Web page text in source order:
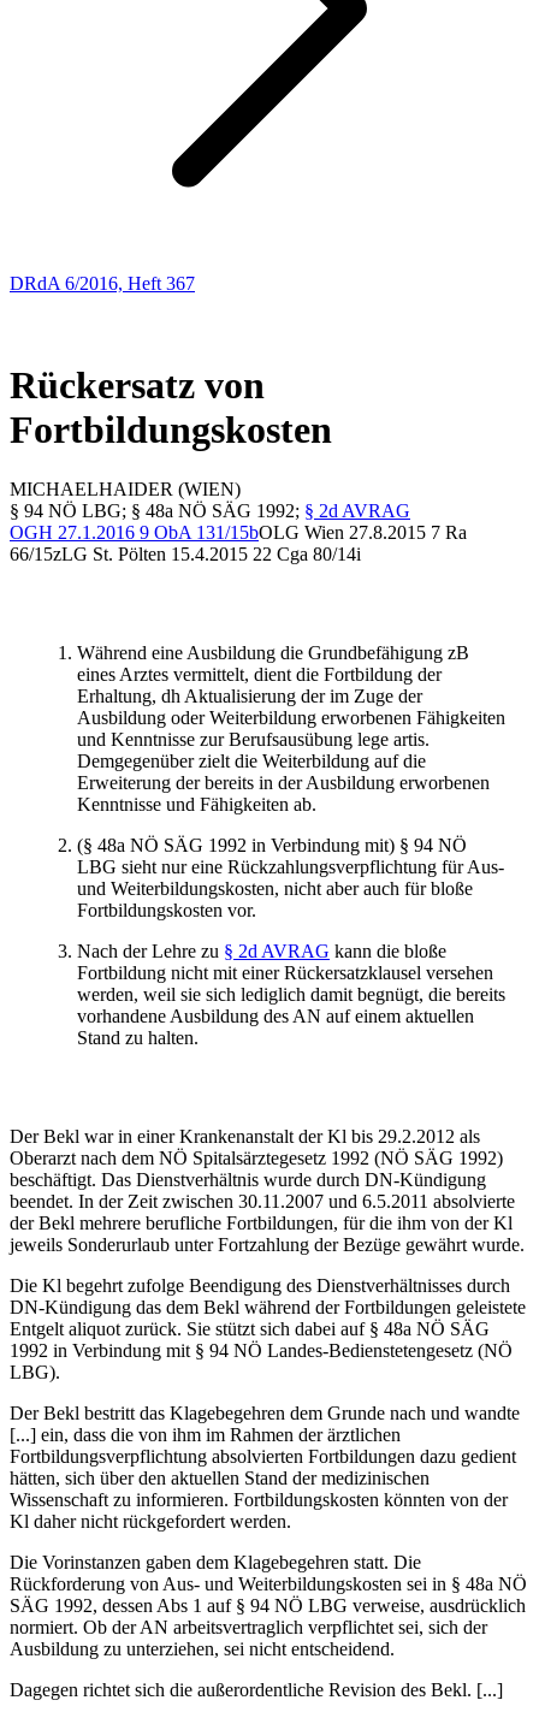
DRdA 6/2016, Heft 367
Rückersatz von
Fortbildungskosten
MICHAELHAIDER (WIEN)
§ 94 NÖ LBG; § 48a NÖ SÄG 1992; § 2d AVRAG
OGH 27.1.2016 9 ObA 131/15bOLG Wien 27.8.2015 7 Ra
66/15zLG St. Pölten 15.4.2015 22 Cga 80/14i
Während eine Ausbildung die Grundbefähigung zB
eines Arztes vermittelt, dient die Fortbildung der
Erhaltung, dh Aktualisierung der im Zuge der
Ausbildung oder Weiterbildung erworbenen Fähigkeiten
und Kenntnisse zur Berufsausübung lege artis.
Demgegenüber zielt die Weiterbildung auf die
Erweiterung der bereits in der Ausbildung erworbenen
Kenntnisse und Fähigkeiten ab.
(§ 48a NÖ SÄG 1992 in Verbindung mit) § 94 NÖ
LBG sieht nur eine Rückzahlungsverpflichtung für Aus-
und Weiterbildungskosten, nicht aber auch für bloße
Fortbildungskosten vor.
Nach der Lehre zu § 2d AVRAG kann die bloße
Fortbildung nicht mit einer Rückersatzklausel versehen
werden, weil sie sich lediglich damit begnügt, die bereits
vorhandene Ausbildung des AN auf einem aktuellen
Stand zu halten.
Der Bekl war in einer Krankenanstalt der Kl bis 29.2.2012 als
Oberarzt nach dem NÖ Spitalsärztegesetz 1992 (NÖ SÄG 1992)
beschäftigt. Das Dienstverhältnis wurde durch DN-Kündigung
beendet. In der Zeit zwischen 30.11.2007 und 6.5.2011 absolvierte
der Bekl mehrere berufliche Fortbildungen, für die ihm von der Kl
jeweils Sonderurlaub unter Fortzahlung der Bezüge gewährt wurde.
Die Kl begehrt zufolge Beendigung des Dienstverhältnisses durch
DN-Kündigung das dem Bekl während der Fortbildungen geleistete
Entgelt aliquot zurück. Sie stützt sich dabei auf § 48a NÖ SÄG
1992 in Verbindung mit § 94 NÖ Landes-Bedienstetengesetz (NÖ
LBG).
Der Bekl bestritt das Klagebegehren dem Grunde nach und wandte
[...] ein, dass die von ihm im Rahmen der ärztlichen
Fortbildungsverpflichtung absolvierten Fortbildungen dazu gedient
hätten, sich über den aktuellen Stand der medizinischen
Wissenschaft zu informieren. Fortbildungskosten könnten von der
Kl daher nicht rückgefordert werden.
Die Vorinstanzen gaben dem Klagebegehren statt. Die
Rückforderung von Aus- und Weiterbildungskosten sei in § 48a NÖ
SÄG 1992, dessen Abs 1 auf § 94 NÖ LBG verweise, ausdrücklich
normiert. Ob der AN arbeitsvertraglich verpflichtet sei, sich der
Ausbildung zu unterziehen, sei nicht entscheidend.
Dagegen richtet sich die außerordentliche Revision des Bekl. [...]